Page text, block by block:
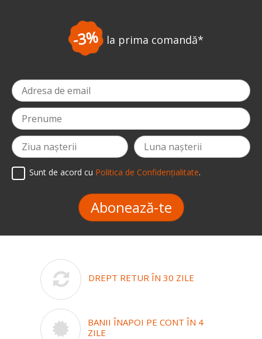
-3% la prima comandă*
Sunt de acord cu Politica de Confidențialitate.
Abonează-te
DREPT RETUR ÎN 30 ZILE
BANII ÎNAPOI PE CONT ÎN 4
ZILE